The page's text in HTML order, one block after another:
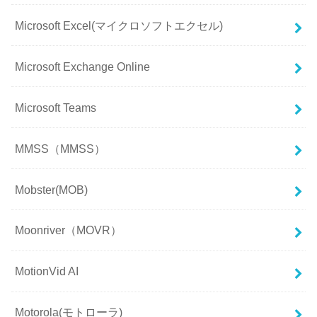
Microsoft Excel(マイクロソフトエクセル)
Microsoft Exchange Online
Microsoft Teams
MMSS（MMSS）
Mobster(MOB)
Moonriver（MOVR）
MotionVid AI
Motorola(モトローラ)